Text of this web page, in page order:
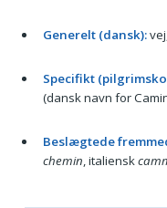
Generelt (dansk):
Specifikt
(dansk navn for
Beslægtede
chemin , italiensk